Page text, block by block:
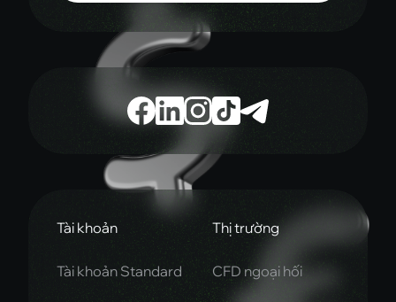
Tài khoản
Tài khoản Standard
Thị trường
CFD ngoại hối